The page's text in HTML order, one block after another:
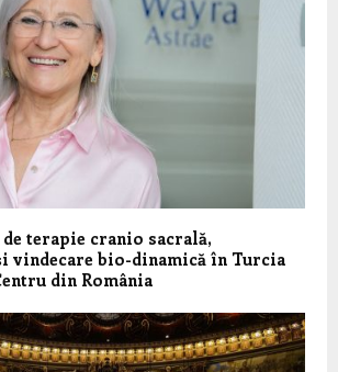
terapie cranio sacrală,
vindecare bio-dinamică în Turcia
din România